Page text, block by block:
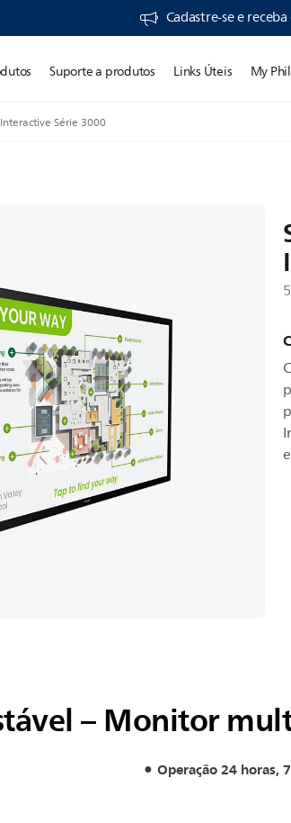
Cadastre-se e
Suporte a produtos Links Úteis My
Série 3000
– Monitor
Operação 24 horas,